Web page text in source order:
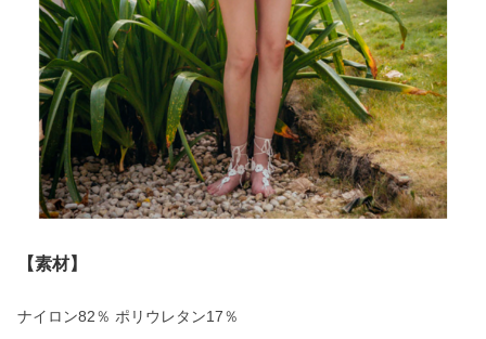
【素材】
ナイロン82％ ポリウレタン17％